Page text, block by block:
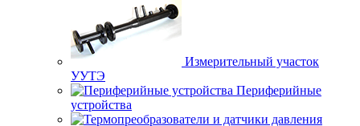
Измерительный участок
УУТЭ
Периферийные
устройства